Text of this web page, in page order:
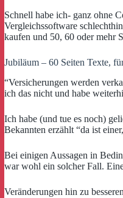
Schnell habe ich- ganz ohne
Vergleichssoftware
kaufen und 50, 60 oder mehr
Jubiläum – 60 Seiten Texte,
“Versicherungen werden
ich das nicht und habe
Ich habe (und tue es noch)
Bekannten erzählt “da ist
Bei einigen Aussagen in
war wohl ein solcher Fall.
Veränderungen hin zu